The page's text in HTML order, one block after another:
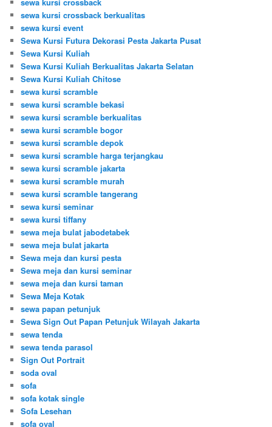
sewa kursi crossback berkualitas
sewa kursi event
Sewa Kursi Futura Dekorasi Pesta Jakarta Pusat
Sewa Kursi Kuliah
Sewa Kursi Kuliah Berkualitas Jakarta Selatan
Sewa Kursi Kuliah Chitose
sewa kursi scramble
sewa kursi scramble bekasi
sewa kursi scramble berkualitas
sewa kursi scramble bogor
sewa kursi scramble depok
sewa kursi scramble harga terjangkau
sewa kursi scramble jakarta
sewa kursi scramble murah
sewa kursi scramble tangerang
sewa kursi seminar
sewa kursi tiffany
sewa meja bulat jabodetabek
sewa meja bulat jakarta
Sewa meja dan kursi pesta
Sewa meja dan kursi seminar
sewa meja dan kursi taman
Sewa Meja Kotak
sewa papan petunjuk
Sewa Sign Out Papan Petunjuk Wilayah Jakarta
sewa tenda
sewa tenda parasol
Sign Out Portrait
soda oval
sofa
sofa kotak single
Sofa Lesehan
sofa oval